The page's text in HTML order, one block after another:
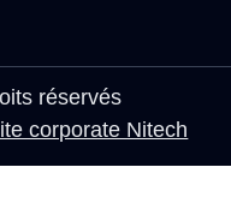
réservés
corporate Nitech